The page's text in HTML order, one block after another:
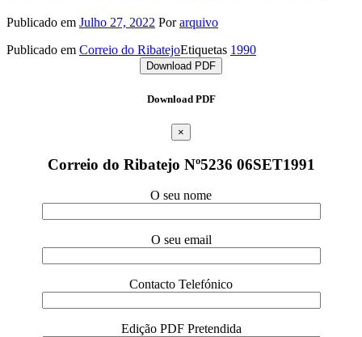
Publicado em Julho 27, 2022 Porarquivo
Publicado em Correio do RibatejoEtiquetas 1990
Download PDF
Download PDF
×
Correio do Ribatejo Nº5236 06SET1991
O seu nome
O seu email
Contacto Telefónico
Edição PDF Pretendida